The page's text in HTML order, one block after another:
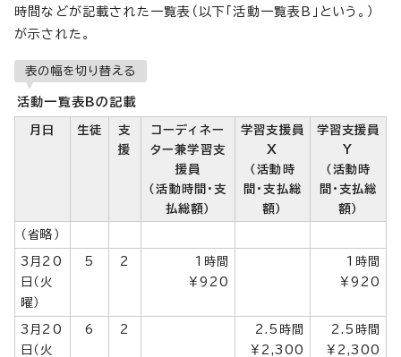
時間などが記載された一覧表（以下「活動一覧表B」という。）
が示された。
表の幅を切り替える
活動一覧表Bの記載
月日 生徒
支
援
コーディネー
ター兼学習支
援員
（活動時間・支
払総額）
学習支援員
X
（活動時
間・支払総
額）
学習支援員
Y
（活動時
間・支払総
額）
（省略）
3月20
日（火
曜）
5 2
1時間
￥920
1時間
￥920
3月20
日（火
6 2
2.5時間
￥2,300
2.5時間
￥2,300